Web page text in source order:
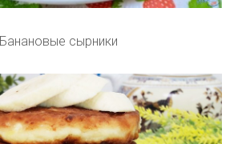
Банановые сырники